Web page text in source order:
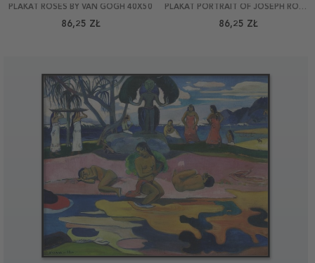
PLAKAT ROSES BY VAN GOGH 40X50
86,25 ZŁ 86,25 ZŁ